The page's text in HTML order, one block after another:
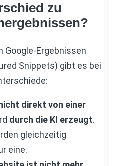
zu
Google-Ergebnissen
Snippets) gibt es bei
direkt von einer
durch die KI erzeugt.
gleichzeitig
eine.